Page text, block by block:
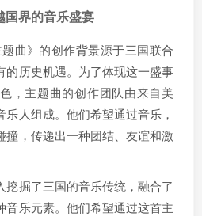
国界的音乐盛宴
曲》的创作背景源于三国联合
的历史机遇。为了体现这一盛事
，主题曲的创作团队由来自美
人组成。他们希望通过音乐，
撞，传递出一种团结、友谊和激
挖掘了三国的音乐传统，融合了
音乐元素。他们希望通过这首主